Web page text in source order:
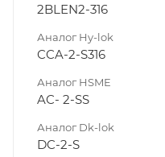
2BLEN2-316
Аналог Hy-lok
CCA-2-S316
Аналог HSME
AC- 2-SS
Аналог Dk-lok
DC-2-S